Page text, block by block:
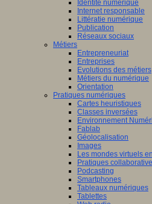
Identité numérique
Internet responsable
Littératie numérique
Publication
Réseaux sociaux
Métiers
Entrepreneuriat
Entreprises
Evolutions des métiers
Métiers du numérique
Orientation
Pratiques numériques
Cartes heuristiques
Classes inversées
Environnement
Fablab
Géolocalisation
Images
Les mondes virtuels
Pratiques
Podcasting
Smartphones
Tableaux numériques
Tablettes